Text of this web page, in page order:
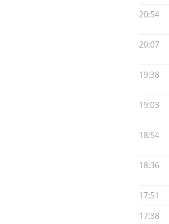
20:54
20:07
19:38
19:03
18:54
18:36
17:51
17:38